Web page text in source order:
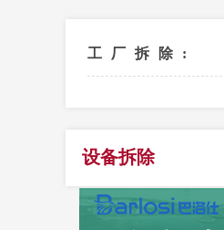
工厂拆除:
设备拆除